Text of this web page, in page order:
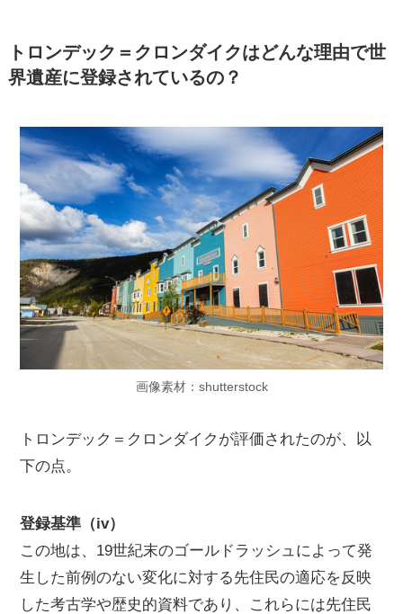
トロンデック＝クロンダイクはどんな理由で世
界遺産に登録されているの？
画像素材：shutterstock
トロンデック＝クロンダイクが評価されたのが、以
下の点。
登録基準（iv）
この地は、19世紀末のゴールドラッシュによって発
生した前例のない変化に対する先住民の適応を反映
した考古学や歴史的資料であり、これらには先住民